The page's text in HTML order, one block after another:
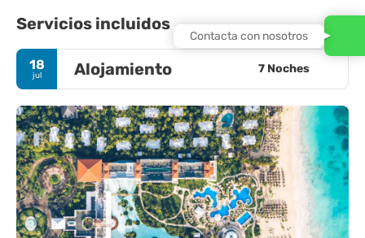
Servicios incluidos
18
jul Alojamiento 7 Noches
Contacta con nosotros